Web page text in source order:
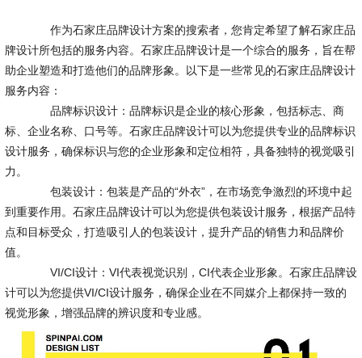
作为石家庄品牌设计方案的搜索者，您肯定希望了解石家庄品
牌设计所包括的服务内容。石家庄品牌设计是一个综合的服务，旨在帮
助企业塑造和打造他们的品牌形象。以下是一些常见的石家庄品牌设计
服务内容：
品牌标识设计：品牌标识是企业的核心形象，包括标志、商
标、企业名称、口号等。石家庄品牌设计可以为您提供专业的品牌标识
设计服务，确保标识与您的企业形象和定位相符，具备独特的视觉吸引
力。
包装设计：包装是产品的“外衣”，在市场竞争激烈的环境中起
到重要作用。石家庄品牌设计可以为您提供包装设计服务，根据产品特
点和目标受众，打造吸引人的包装设计，提升产品的销售力和品牌价
值。
VI/CI设计：VI代表视觉识别，CI代表企业形象。石家庄品牌设
计可以为您提供VI/CI设计服务，确保企业在不同媒介上都保持一致的
视觉形象，增强品牌的辨识度和专业感。